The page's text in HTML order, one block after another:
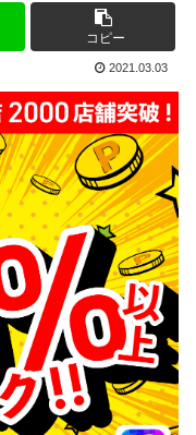
コピー
2021.03.03